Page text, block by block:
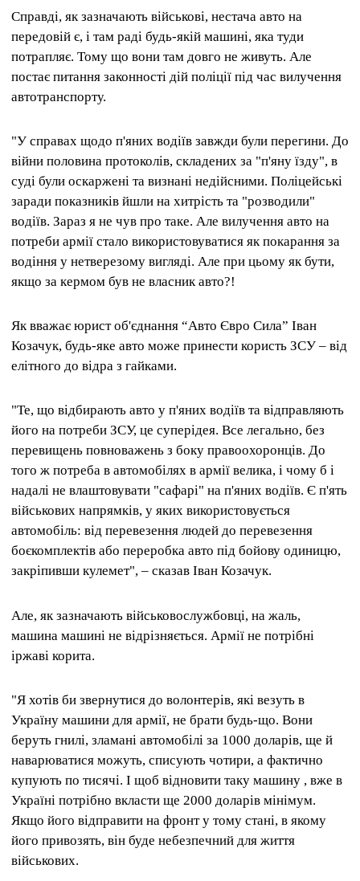
Справді, як зазначають військові, нестача авто на
передовій є, і там раді будь-якій машині, яка туди
потрапляє. Тому що вони там довго не живуть. Але
постає питання законності дій поліції під час вилучення
автотранспорту.
"У справах щодо п'яних водіїв завжди були перегини. До
війни половина протоколів, складених за "п'яну їзду", в
суді були оскаржені та визнані недійсними. Поліцейські
заради показників йшли на хитрість та "розводили"
водіїв. Зараз я не чув про таке. Але вилучення авто на
потреби армії стало використовуватися як покарання за
водіння у нетверезому вигляді. Але при цьому як бути,
якщо за кермом був не власник авто?!
Як вважає юрист об'єднання “Авто Євро Сила” Іван
Козачук, будь-яке авто може принести користь ЗСУ – від
елітного до відра з гайками.
"Те, що відбирають авто у п'яних водіїв та відправляють
його на потреби ЗСУ, це суперідея. Все легально, без
перевищень повноважень з боку правоохоронців. До
того ж потреба в автомобілях в армії велика, і чому б і
надалі не влаштовувати "сафарі" на п'яних водіїв. Є п'ять
військових напрямків, у яких використовується
автомобіль: від перевезення людей до перевезення
боєкомплектів або переробка авто під бойову одиницю,
закріпивши кулемет", – сказав Іван Козачук.
Але, як зазначають військовослужбовці, на жаль,
машина машині не відрізняється. Армії не потрібні
іржаві корита.
"Я хотів би звернутися до волонтерів, які везуть в
Україну машини для армії, не брати будь-що. Вони
беруть гнилі, зламані автомобілі за 1000 доларів, ще й
наварюватися можуть, списують чотири, а фактично
купують по тисячі. І щоб відновити таку машину , вже в
Україні потрібно вкласти ще 2000 доларів мінімум.
Якщо його відправити на фронт у тому стані, в якому
його привозять, він буде небезпечний для життя
військових.